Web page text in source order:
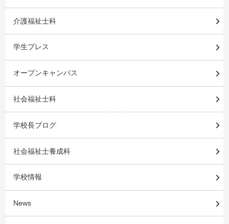
介護福祉士科
学生プレス
オープンキャンパス
社会福祉士科
学校長ブログ
社会福祉士養成科
学校情報
News